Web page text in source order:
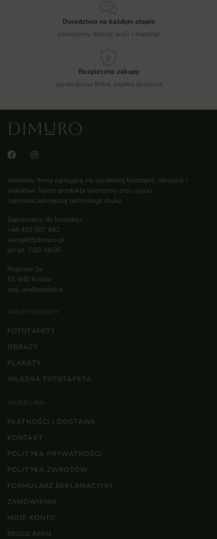
Doradztwo na każdym etapie
pomożemy dobrać wzór i materiał
Bezpieczne zakupy
sprawdzona firma, szybka dostawa
Jesteśmy firmą zajmującą się sprzedażą fototapet, obrazów i
plakatów. Nasze produkty tworzymy przy użyciu
najnowocześniejszej technologii druku.
Zapraszamy do kontaktu:
+48 453 507 842
kontakt@dimuro.pl
pn-pt: 7:00-16:00
Rogowo 1a
63-840 Krobia
woj. wielkopolskie
NASZE PRODUKTY
FOTOTAPETY
OBRAZY
PLAKATY
WŁASNA FOTOTAPETA
WAŻNE LINKI
PŁATNOŚCI I DOSTAWA
KONTAKT
POLITYKA PRYWATNOŚCI
POLITYKA ZWROTÓW
FORMULARZ REKLAMACYJNY
ZAMÓWIENIA
MOJE KONTO
REGULAMIN
×